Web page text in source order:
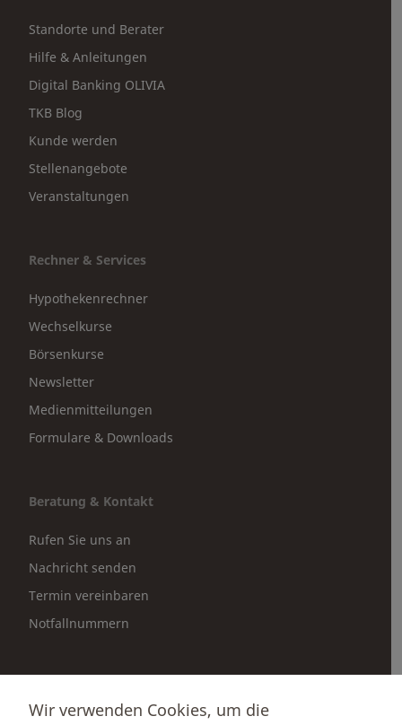
Standorte und Berater
Hilfe & Anleitungen
Digital Banking OLIVIA
TKB Blog
Kunde werden
Stellenangebote
Veranstaltungen
Rechner & Services
Hypothekenrechner
Wechselkurse
Börsenkurse
Newsletter
Medienmitteilungen
Formulare & Downloads
Beratung & Kontakt
Rufen Sie uns an
Nachricht senden
Termin vereinbaren
Notfallnummern
Wir verwenden Cookies, um die